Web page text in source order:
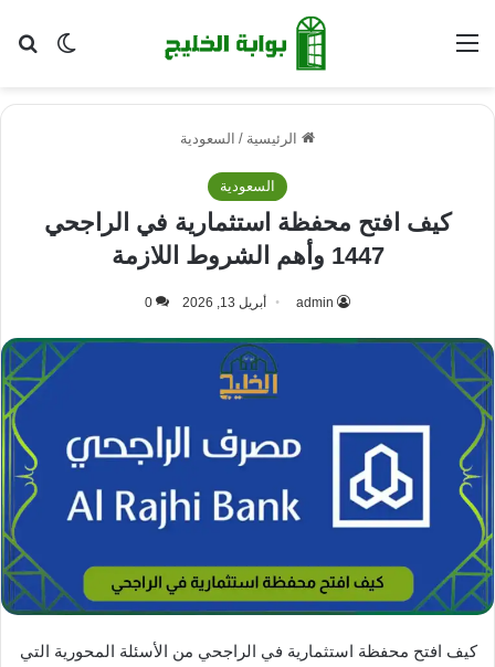
الوضع القائمة
الرئيسية / السعودية
السعودية
كيف افتح محفظة استثمارية في الراجحي
1447 وأهم الشروط اللازمة
admin أبريل 13, 2026 0
كيف افتح محفظة استثمارية في الراجحي من الأسئلة المحورية التي